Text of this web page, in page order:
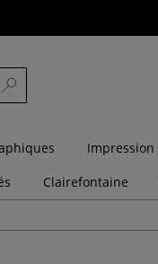
Impression
Clairefontaine